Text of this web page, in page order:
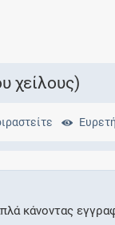
χείλους)
κάνοντας